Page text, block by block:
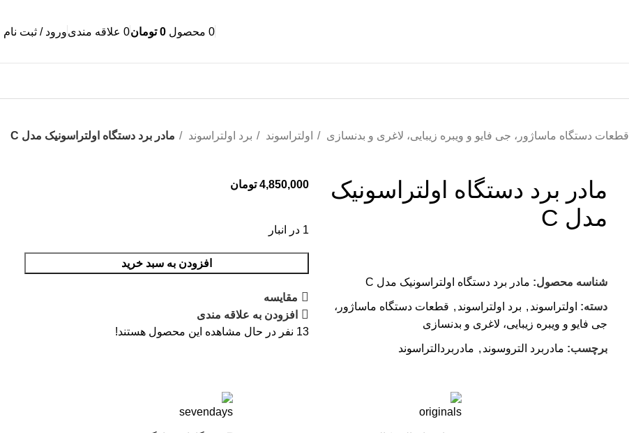
0 محصول 0 تومان0 علاقه مندیورود / ثبت نام
قطعات دستگاه ماساژور، جی فایو و ویبره زیبایی، لاغری و بدنسازی اولتراسوند برد اولتراسوند
مادر برد دستگاه اولتراسونیک مدل C
مادر برد دستگاه اولتراسونیک
مدل C
شناسه محصول: مادر برد دستگاه اولتراسونیک مدل C
دسته: اولتراسوند , برد اولتراسوند , قطعات دستگاه ماساژور،
جی فایو و ویبره زیبایی، لاغری و بدنسازی
برچسب: مادربرد التروسوند , مادربردالتراسوند
4,850,000 تومان
1 در انبار
افزودن به سبد خرید
مقایسه
افزودن به علاقه مندی
13 نفر در حال مشاهده این محصول هستند!